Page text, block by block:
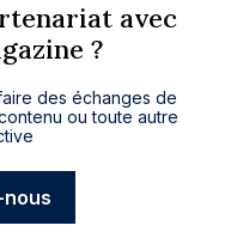
avec
?
des échanges de
ou toute autre